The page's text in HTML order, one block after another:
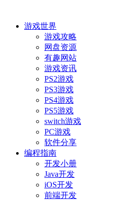
游戏世界
游戏攻略
网盘资源
有趣网站
游戏资讯
PS2游戏
PS3游戏
PS4游戏
PS5游戏
switch游戏
PC游戏
软件分享
编程指南
开发小册
Java开发
iOS开发
前端开发